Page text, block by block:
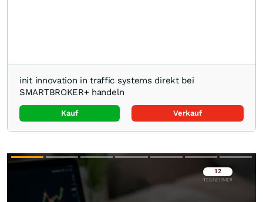
init innovation in traffic systems direkt bei
SMARTBROKER+ handeln
Kauf Verkauf